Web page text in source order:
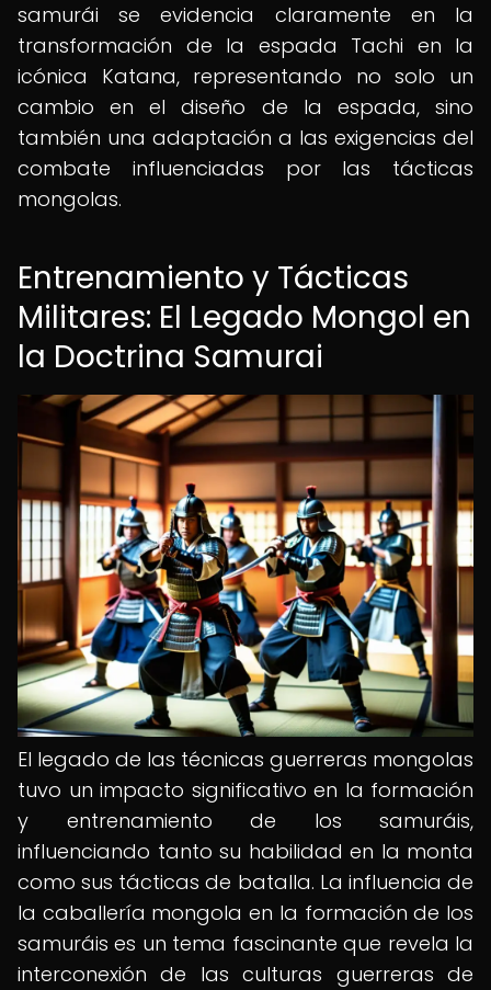
samurái se evidencia claramente en la
transformación de la espada Tachi en la
icónica Katana, representando no solo un
cambio en el diseño de la espada, sino
también una adaptación a las exigencias del
combate influenciadas por las tácticas
mongolas.
Entrenamiento y Tácticas
Militares: El Legado Mongol en
la Doctrina Samurai
El legado de las técnicas guerreras mongolas
tuvo un impacto significativo en la formación
y entrenamiento de los samuráis,
influenciando tanto su habilidad en la monta
como sus tácticas de batalla. La influencia de
la caballería mongola en la formación de los
samuráis es un tema fascinante que revela la
interconexión de las culturas guerreras de